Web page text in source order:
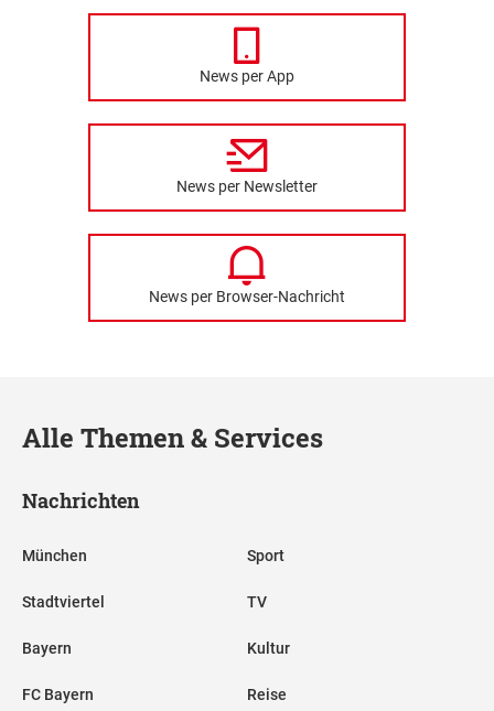
News per App
News per Newsletter
News per Browser-Nachricht
Alle Themen & Services
Nachrichten
München
Stadtviertel
Bayern
FC Bayern
Sport
TV
Kultur
Reise